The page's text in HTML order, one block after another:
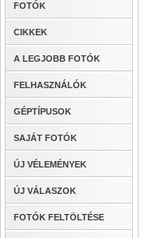
FOTÓK
CIKKEK
A LEGJOBB FOTÓK
FELHASZNÁLÓK
GÉPTÍPUSOK
SAJÁT FOTÓK
ÚJ VÉLEMÉNYEK
ÚJ VÁLASZOK
FOTÓK FELTÖLTÉSE